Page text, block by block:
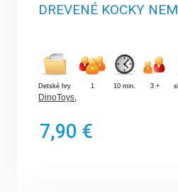
DREVENÉ KOCKY
Detské hry 1 10 min. 3 +
DinoToys
7,90 €